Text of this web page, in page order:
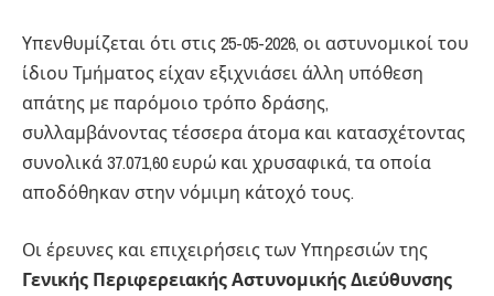
Υπενθυμίζεται ότι στις 25-05-2026, οι αστυνομικοί του
ίδιου Τμήματος είχαν εξιχνιάσει άλλη υπόθεση
απάτης με παρόμοιο τρόπο δράσης,
συλλαμβάνοντας τέσσερα άτομα και κατασχέτοντας
συνολικά 37.071,60 ευρώ και χρυσαφικά, τα οποία
αποδόθηκαν στην νόμιμη κάτοχό τους.
Οι έρευνες και επιχειρήσεις των Υπηρεσιών της
Γενικής Περιφερειακής Αστυνομικής Διεύθυνσης